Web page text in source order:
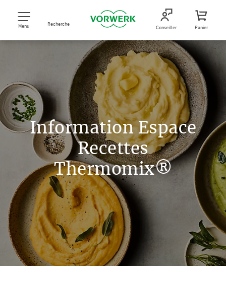
Menu Recherche Conseiller Panier
Information Espace
Recettes
Thermomix®